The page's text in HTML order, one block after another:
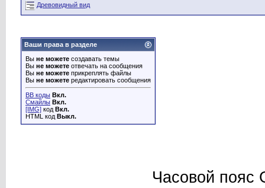
Древовидный вид
Ваши права в разделе
Вы не можете создавать темы
Вы не можете отвечать на сообщения
Вы не можете прикреплять файлы
Вы не можете редактировать сообщения
BB коды Вкл.
Смайлы Вкл.
[IMG] код Вкл.
HTML код Выкл.
Часовой пояс